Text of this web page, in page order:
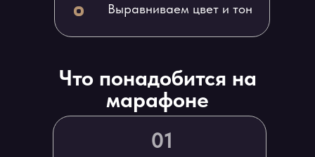
Выравниваем цвет и тон
01
Что понадобится на
марафоне